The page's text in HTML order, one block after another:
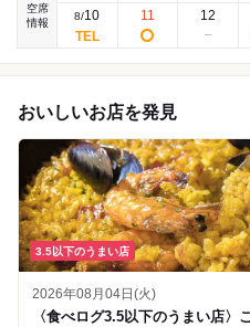
空席
情報
8/10 11 12
おいしいお店を発見
3.5以下のうまい店
2026年08月04日(火)
〈食べログ3.5以下のうまい店